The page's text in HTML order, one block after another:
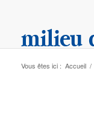
Vous êtes ici : Accueil /